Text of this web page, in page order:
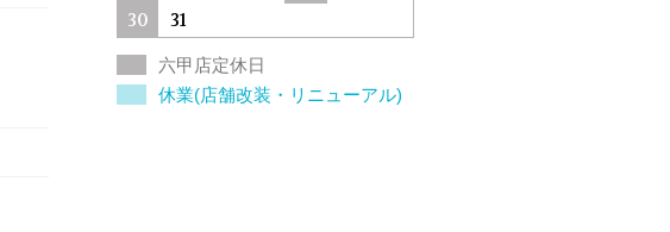
30
31
六甲店定休日
休業(店舗改装・リニューアル)